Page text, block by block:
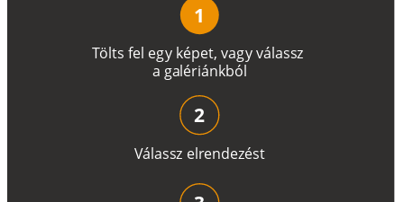
Tölts fel egy képet, vagyválassz
a galériánkból
1
Válassz elrendezést
2